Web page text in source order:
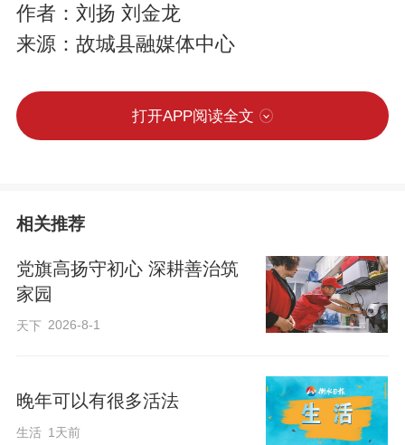
作者：刘扬 刘金龙
来源：故城县融媒体中心
打开APP阅读全文
相关推荐
党旗高扬守初心 深耕善治筑
家园
天下 2026-8-1
晚年可以有很多活法
生活 1天前